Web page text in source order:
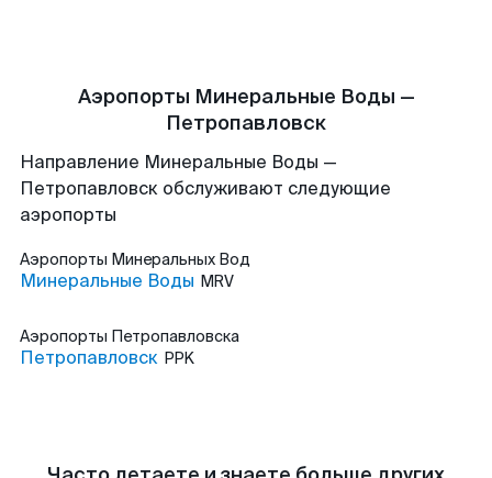
Аэропорты Минеральные Воды —
Петропавловск
Направление Минеральные Воды —
Петропавловск обслуживают следующие
аэропорты
Аэропорты Минеральных Вод
Минеральные Воды MRV
Аэропорты Петропавловска
Петропавловск PPK